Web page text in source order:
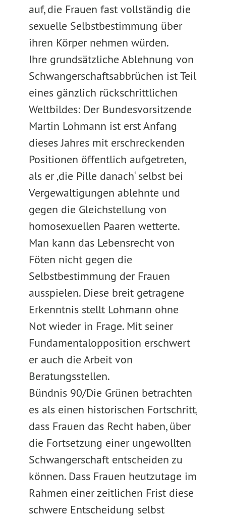
auf, die Frauen fast vollständig die
sexuelle Selbstbestimmung über
ihren Körper nehmen würden.
Ihre grundsätzliche Ablehnung von
Schwangerschaftsabbrüchen ist Teil
eines gänzlich rückschrittlichen
Weltbildes: Der Bundesvorsitzende
Martin Lohmann ist erst Anfang
dieses Jahres mit erschreckenden
Positionen öffentlich aufgetreten,
als er ‚die Pille danach‘ selbst bei
Vergewaltigungen ablehnte und
gegen die Gleichstellung von
homosexuellen Paaren wetterte.
Man kann das Lebensrecht von
Föten nicht gegen die
Selbstbestimmung der Frauen
ausspielen. Diese breit getragene
Erkenntnis stellt Lohmann ohne
Not wieder in Frage. Mit seiner
Fundamentalopposition erschwert
er auch die Arbeit von
Beratungsstellen.
Bündnis 90/Die Grünen betrachten
es als einen historischen Fortschritt,
dass Frauen das Recht haben, über
die Fortsetzung einer ungewollten
Schwangerschaft entscheiden zu
können. Dass Frauen heutzutage im
Rahmen einer zeitlichen Frist diese
schwere Entscheidung selbst